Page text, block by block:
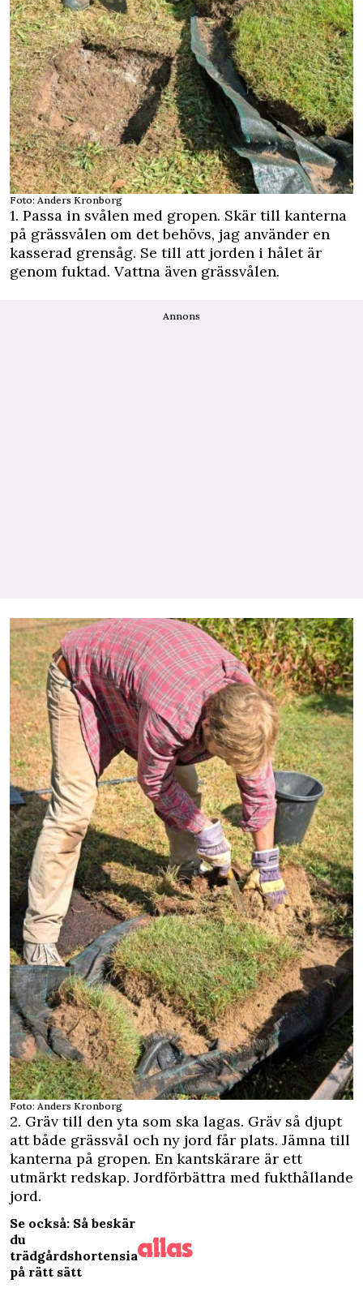
Foto: Anders Kronborg
1. Passa in svålen med gropen. Skär till kanterna
på grässvålen om det behövs, jag använder en
kasserad grensåg. Se till att jorden i hålet är
genom fuktad. Vattna även grässvålen.
Annons
Foto: Anders Kronborg
2. Gräv till den yta som ska lagas. Gräv så djupt
att både grässvål och ny jord får plats. Jämna till
kanterna på gropen. En kantskärare är ett
utmärkt redskap. Jordförbättra med fukthållande
jord.
Se också: Så beskär
du
trädgårdshortensia
på rätt sätt